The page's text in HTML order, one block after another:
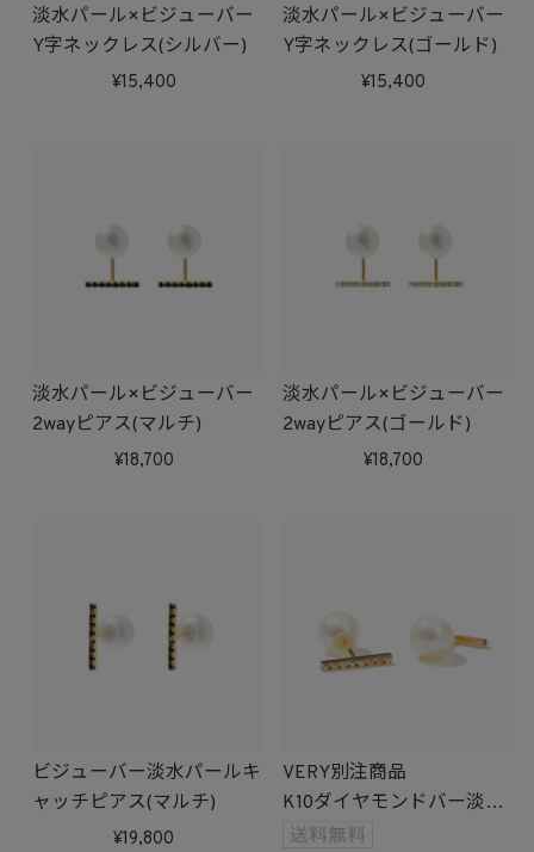
淡水パール×ビジューバー
Y字ネックレス(シルバー)
15,400
淡水パール×ビジューバー
Y字ネックレス(ゴールド)
15,400
淡水パール×ビジューバー
2wayピアス(マルチ)
18,700
淡水パール×ビジューバー
2wayピアス(ゴールド)
18,700
ビジューバー淡水パールキ
ャッチピアス(マルチ)
19,800
VERY別注商品
K10ダイヤモンドバー淡水
パールキャッチピアス